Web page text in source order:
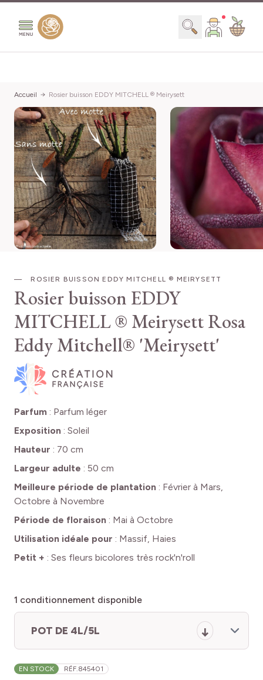
Chercher
Accueil Rosier buisson EDDY MITCHELL ® Meirysett
ROSIER BUISSON EDDY MITCHELL ® MEIRYSETT
Rosier buisson EDDY
MITCHELL ® MeirysettRosa
Eddy Mitchell® 'Meirysett'
Parfum : Parfum léger
Exposition : Soleil
Hauteur : 70 cm
Largeur adulte : 50 cm
Meilleure période de plantation : Février à Mars,
Octobre à Novembre
Période de floraison : Mai à Octobre
Utilisation idéale pour : Massif, Haies
Petit + : Ses fleurs bicolores très rock'n'roll
1 conditionnement disponible
POT DE 4L/5L
EN STOCK RÉF.845401